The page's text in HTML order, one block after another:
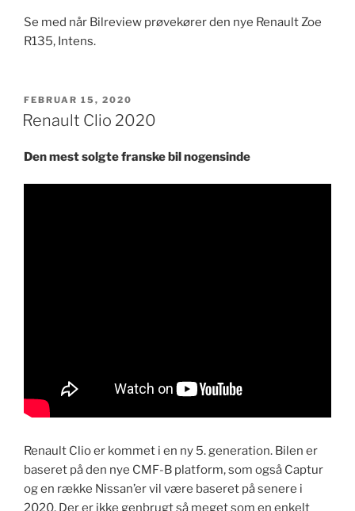
Se med når Bilreview prøvekører den nye Renault Zoe
R135, Intens.
UDGIVET
DEN
FEBRUAR 15, 2020
Renault Clio 2020
Den mest solgte franske bil nogensinde
Renault Clio er kommet i en ny 5. generation. Bilen er
baseret på den nye CMF-B platform, som også Captur
og en række Nissan’er vil være baseret på senere i
2020. Der er ikke genbrugt så meget som en enkelt